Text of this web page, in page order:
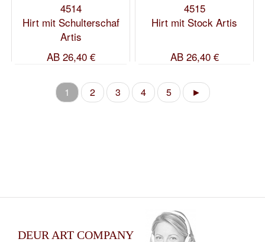
4514
Hirt mit Schulterschaf
Artis
AB26,40 €
4515
Hirt mit Stock Artis
AB26,40 €
1 2 3 4 5 ►
DEUR ART COMPANY